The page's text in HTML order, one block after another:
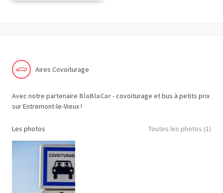
Aires Covoiturage
Avec notre partenaire BlaBlaCar- covoiturage et bus à petits prix
sur Entremont-le-Vieux !
Les photos Toutes les photos (1)